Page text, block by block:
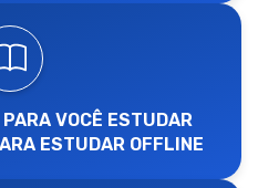
VOCÊ ESTUDAR
ESTUDAR OFFLINE